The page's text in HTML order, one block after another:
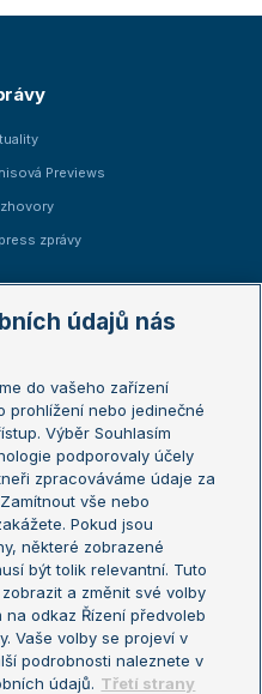
Previews
zprávy
Open
Open
Open
mistrů
mistryň
údajů nás
do vašeho zařízení
prohlížení nebo jedinečné
Výběr Souhlasím
podporovaly účely
zpracováváme údaje za
vše nebo
Pokud jsou
některé zobrazené
být tolik relevantní. Tuto
a změnit své volby
odkaz Řízení předvoleb
Vaše volby se projeví v
podrobnosti naleznete v
údajů. Třetí strany